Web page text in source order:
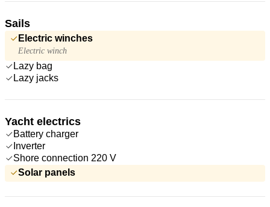
Sails
Electric winches
Electric winch
Lazy bag
Lazy jacks
Yacht electrics
Battery charger
Inverter
Shore connection 220 V
Solar panels